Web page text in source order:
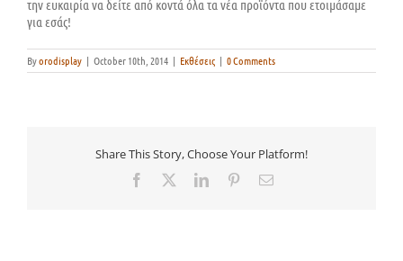
την ευκαιρία να δείτε από κοντά όλα τα νέα προϊόντα που ετοιμάσαμε
για εσάς!
Byorodisplay | October 10th, 2014 | Εκθέσεις | 0 Comments
Share This Story, Choose Your Platform!
Facebook LinkedInPinterestEmail